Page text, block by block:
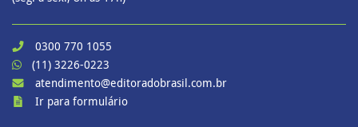
0300 770 1055
(11) 3226-0223
atendimento@editoradobrasil.com.br
Ir para formulário